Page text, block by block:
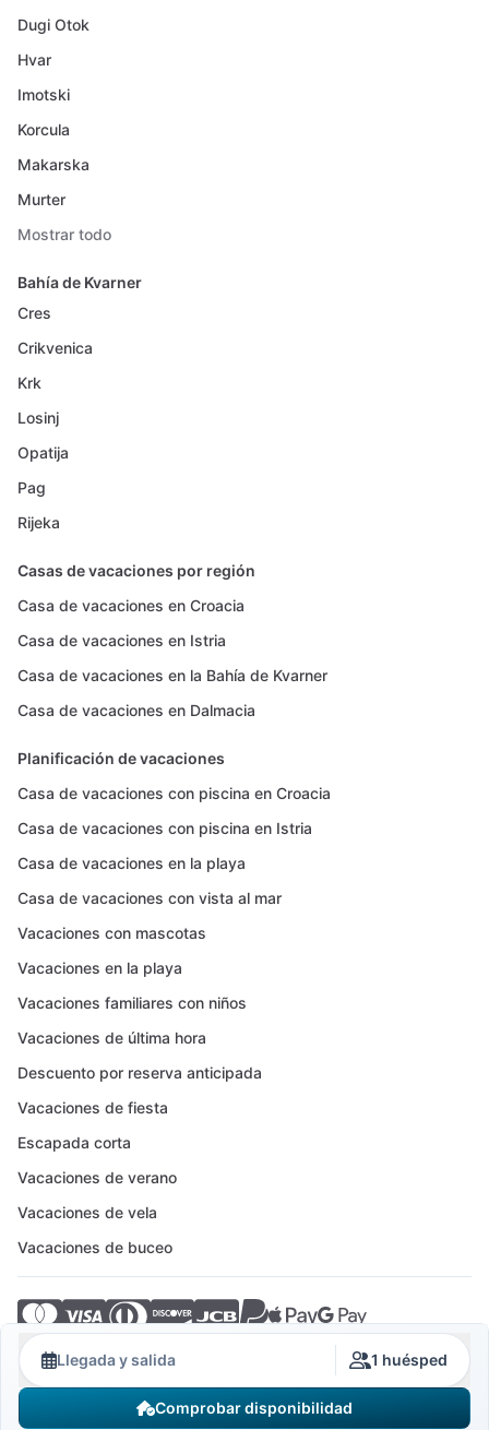
Llegada y salida 1 huésped
Comprobar disponibilidad
Dugi Otok
Hvar
Imotski
Korcula
Makarska
Murter
Mostrar todo
Bahía de Kvarner
Cres
Crikvenica
Krk
Losinj
Opatija
Pag
Rijeka
Casas de vacaciones por región
Casa de vacaciones en Croacia
Casa de vacaciones en Istria
Casa de vacaciones en la Bahía de Kvarner
Casa de vacaciones en Dalmacia
Planificación de vacaciones
Casa de vacaciones con piscina en Croacia
Casa de vacaciones con piscina en Istria
Casa de vacaciones en la playa
Casa de vacaciones con vista al mar
Vacaciones con mascotas
Vacaciones en la playa
Vacaciones familiares con niños
Vacaciones de última hora
Descuento por reserva anticipada
Vacaciones de fiesta
Escapada corta
Vacaciones de verano
Vacaciones de vela
Vacaciones de buceo
© 2026 Crovillas GmbH